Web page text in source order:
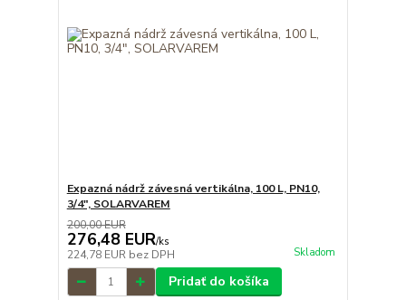
Expazná nádrž závesná vertikálna, 100 L, PN10,
3/4", SOLARVAREM
200,00 EUR
276,48 EUR/ks
224,78 EUR bez DPH Skladom
Pridať do košíka